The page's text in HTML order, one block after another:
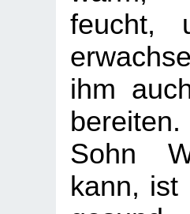
feucht,
ihm
Sohn
kann, ist